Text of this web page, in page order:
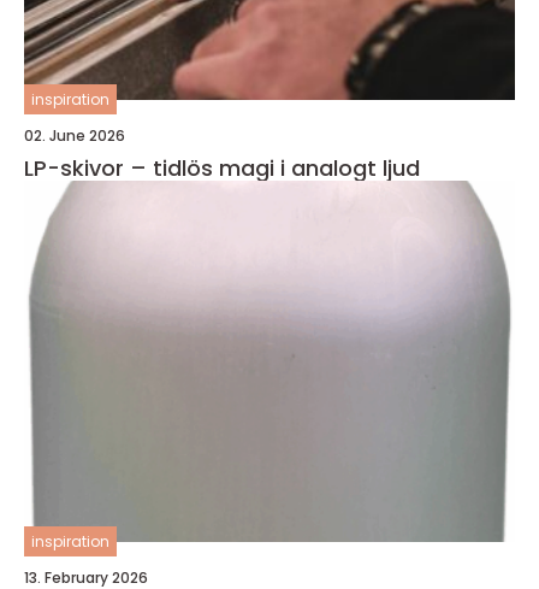
inspiration
02. June 2026
LP-skivor – tidlös magi i analogt ljud
inspiration
13. February 2026